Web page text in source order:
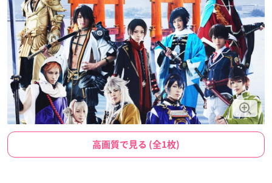
高画質で見る (全1枚)